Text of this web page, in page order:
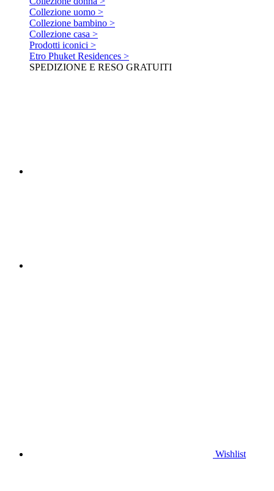
Collezione uomo >
Collezione bambino >
Collezione casa >
Prodotti iconici >
Etro Phuket Residences >
SPEDIZIONE E RESO GRATUITI
Wishlist